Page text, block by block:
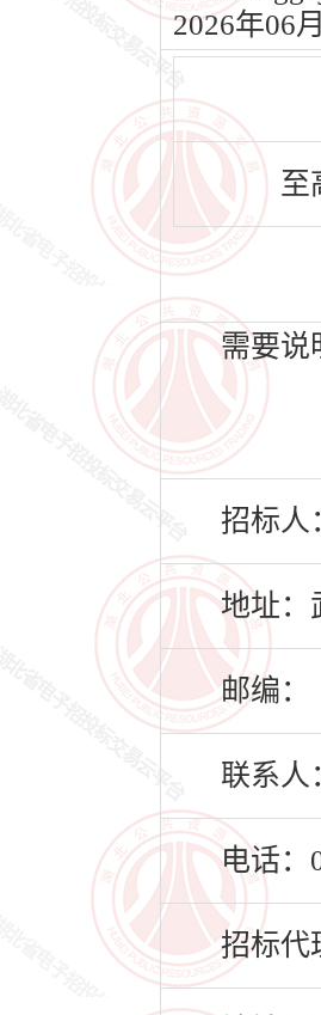
2026年06
至
需要说
招标人
地址：
邮编：
联系人
电话：
招标代